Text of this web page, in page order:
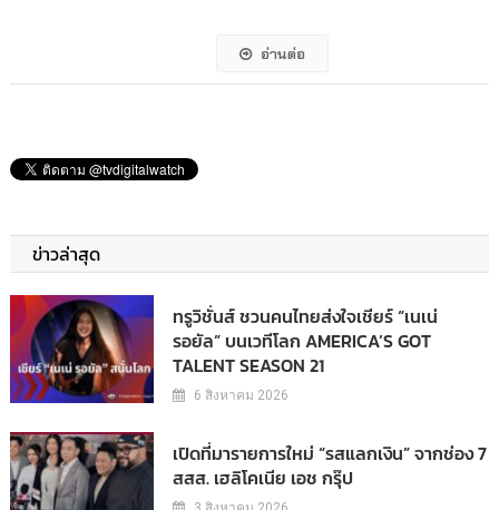
อ่านต่อ
ข่าวล่าสุด
ทรูวิชั่นส์ ชวนคนไทยส่งใจเชียร์ “เนเน่
รอยัล” บนเวทีโลก AMERICA’S GOT
TALENT SEASON 21
6 สิงหาคม 2026
เปิดที่มารายการใหม่ “รสแลกเงิน” จากช่อง 7
สสส. เฮลิโคเนีย เอช กรุ๊ป